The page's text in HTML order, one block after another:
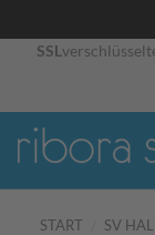
springen
SSL
START SV